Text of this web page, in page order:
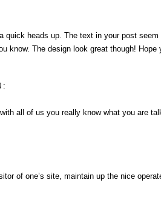
quick heads up. The text in your post
know. The design look great though!
:
all of us you really know what you are
of one’s site, maintain up the nice